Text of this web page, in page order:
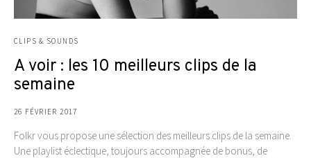
CLIPS & SOUNDS
A voir : les 10 meilleurs clips de la
semaine
26 FÉVRIER 2017
Folkr vous propose une sélection des meilleurs clips de la semaine.
Une playlist éclectique, toujours accompagnée de bonus, de